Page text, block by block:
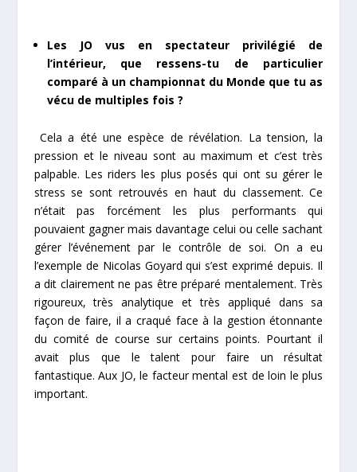
Les JO vus en spectateur privilégié de
l’intérieur, que ressens-tu de particulier
comparé à un championnat du Monde que tu as
vécu de multiples fois ?
Cela a été une espèce de révélation. La tension, la
pression et le niveau sont au maximum et c’est très
palpable. Les riders les plus posés qui ont su gérer le
stress se sont retrouvés en haut du classement. Ce
n’était pas forcément les plus performants qui
pouvaient gagner mais davantage celui ou celle sachant
gérer l’événement par le contrôle de soi. On a eu
l’exemple de Nicolas Goyard qui s’est exprimé depuis. Il
a dit clairement ne pas être préparé mentalement. Très
rigoureux, très analytique et très appliqué dans sa
façon de faire, il a craqué face à la gestion étonnante
du comité de course sur certains points. Pourtant il
avait plus que le talent pour faire un résultat
fantastique. Aux JO, le facteur mental est de loin le plus
important.